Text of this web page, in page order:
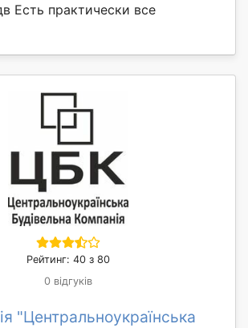
Есть практически все
Рейтинг: 40 з 80
0 відгуків
"Центральноукраїнська